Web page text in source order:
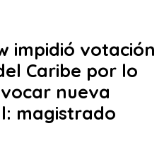
impidió votación
Caribe por lo
nueva
magistrado